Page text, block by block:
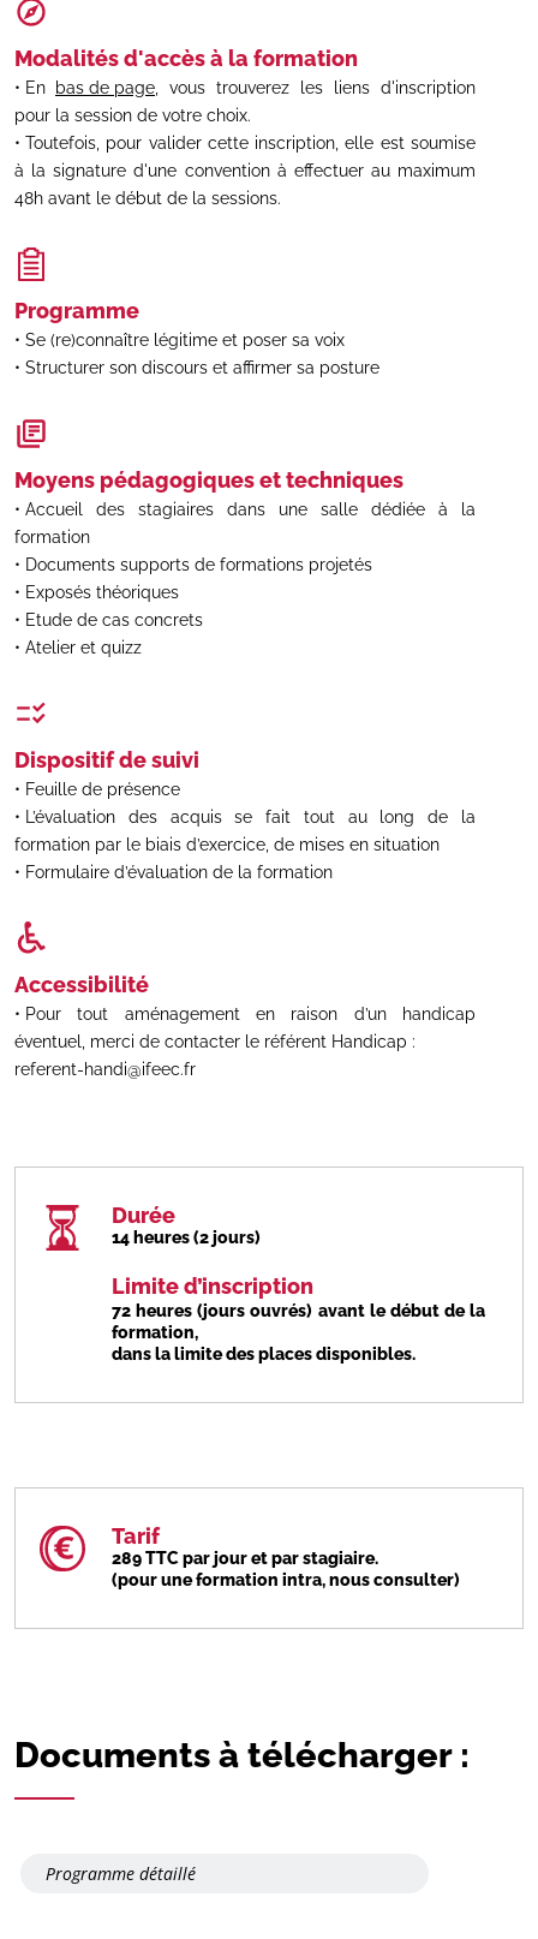
Modalités d'accès à la formation
En bas de page , vous trouverez les liens d'inscription
pour la session de votre choix.
Toutefois, pour valider cette inscription, elle est soumise
à la signature d'une convention à effectuer au maximum
48h avant le début de la sessions.
Programme
Se (re)connaître légitime et poser sa voix
Structurer son discours et affirmer sa posture
Moyens pédagogiques et techniques
Accueil des stagiaires dans une salle dédiée à la
formation
Documents supports de formations projetés
Exposés théoriques
Etude de cas concrets
Atelier et quizz
Dispositif de suivi
Feuille de présence
L’évaluation des acquis se fait tout au long de la
formation par le biais d’exercice, de mises en situation
Formulaire d’évaluation de la formation
Accessibilité
Pour tout aménagement en raison d’un handicap
éventuel, merci de contacter le référent Handicap :
referent-handi@ifeec.fr
Durée
14 heures (2 jours)
Limite d’inscription
72 heures (jours ouvrés) avant le début de la
formation,
dans la limite des places disponibles.
Tarif
289 TTC par jour et par stagiaire.
(pour une formation intra, nous consulter)
Documents à télécharger :
Programme détaillé